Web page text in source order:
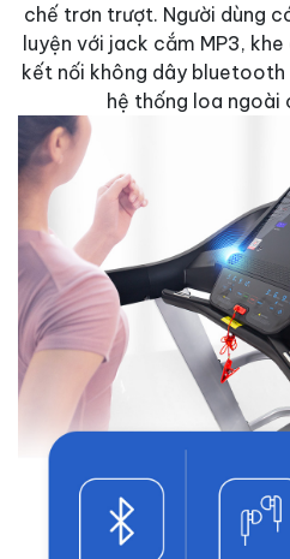
chế trơn trượt. Người dùng
luyện với jack cắm MP3,
kết nối không dây
hệ thống loa ngoài